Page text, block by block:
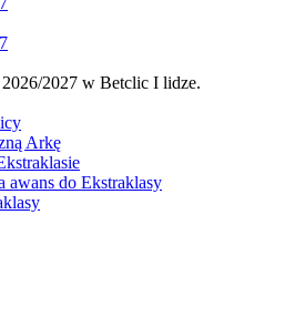
2026/2027 w Betclic I lidze.
Arkę
awans do Ekstraklasy